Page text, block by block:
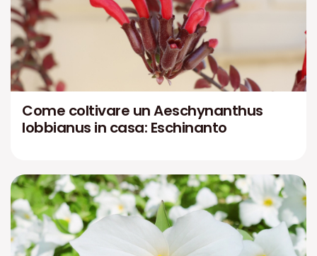
Come coltivare un Aeschynanthus
lobbianus in casa: Eschinanto